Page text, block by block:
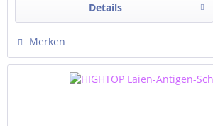
Details
Merken